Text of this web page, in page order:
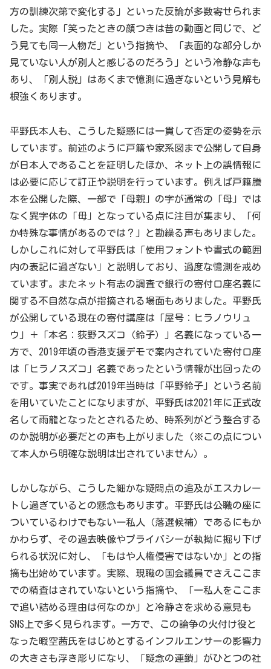
方の訓練次第で変化する」といった反論が多数寄せられま
した。実際「笑ったときの顔つきは昔の動画と同じで、ど
う見ても同一人物だ」という指摘や、「表面的な部分しか
見ていない人が別人と感じるのだろう」という冷静な声も
あり、「別人説」はあくまで憶測に過ぎないという見解も
根強くあります。
平野氏本人も、こうした疑惑には一貫して否定の姿勢を示
しています。前述のように戸籍や家系図まで公開して自身
が日本人であることを証明したほか、ネット上の誤情報に
は必要に応じて訂正や説明を行っています。例えば戸籍謄
本を公開した際、一部で「母親」の字が通常の「母」では
なく異字体の「毋」となっている点に注目が集まり、「何
か特殊な事情があるのでは？」と勘繰る声もありました。
しかしこれに対して平野氏は「使用フォントや書式の範囲
内の表記に過ぎない」と説明しており、過度な憶測を戒め
ています。またネット有志の調査で銀行の寄付口座名義に
関する不自然な点が指摘される場面もありました。平野氏
が公開している現在の寄付講座は「屋号：ヒラノウリュ
ウ」＋「本名：荻野スズコ（鈴子）」名義になっている一
方で、2019年頃の香港支援デモで案内されていた寄付口座
は「ヒラノスズコ」名義であったという情報が出回ったの
です。事実であれば2019年当時は「平野鈴子」という名前
を用いていたことになりますが、平野氏は2021年に正式改
名して雨龍となったとされるため、時系列がどう整合する
のか説明が必要だとの声も上がりました（※この点につい
て本人から明確な説明は出されていません）。
しかしながら、こうした細かな疑問点の追及がエスカレー
トし過ぎているとの懸念もあります。平野氏は公職の座に
ついているわけでもない一私人（落選候補）であるにもか
かわらず、その過去映像やプライバシーが執拗に掘り下げ
られる状況に対し、「もはや人権侵害ではないか」との指
摘も出始めています。実際、現職の国会議員でさえここま
での精査はされていないという指摘や、「一私人をここま
で追い詰める理由は何なのか」と冷静さを求める意見も
SNS上で多く見られます。一方で、この論争の火付け役と
なった暇空茜氏をはじめとするインフルエンサーの影響力
の大きさも浮き彫りになり、「疑念の連鎖」がひとつの社